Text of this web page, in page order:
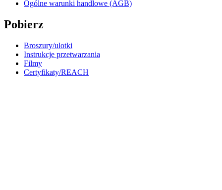
Ogólne warunki handlowe (AGB)
Pobierz
Broszury/ulotki
Instrukcje przetwarzania
Filmy
Certyfikaty/REACH